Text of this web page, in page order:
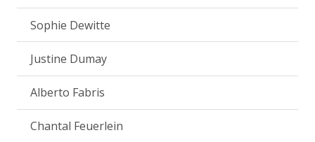
Sophie Dewitte
Justine Dumay
Alberto Fabris
Chantal Feuerlein